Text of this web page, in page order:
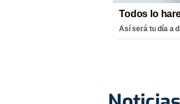
Todos lo
Así será tu día a